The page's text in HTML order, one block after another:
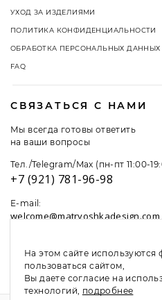
УХОД ЗА ИЗДЕЛИЯМИ
ПОЛИТИКА КОНФИДЕНЦИАЛЬНОСТИ
ОБРАБОТКА ПЕРСОНАЛЬНЫХ ДАННЫХ
FAQ
СВЯЗАТЬСЯ С НАМИ
Мы всегда готовы ответить
на ваши вопросы
Тел./Telegram/Max (пн-пт 11:00-
+7 (921) 781-96-98
E-mail:
welcome@matryoshkadesign.com
На этом сайте
пользоваться сайтом,
Вы даете согласие на
технологий, подробнее